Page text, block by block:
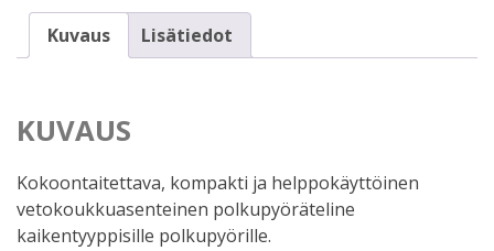
Kuvaus Lisätiedot
KUVAUS
Kokoontaitettava, kompakti ja helppokäyttöinen
vetokoukkuasenteinen polkupyöräteline
kaikentyyppisille polkupyörille.